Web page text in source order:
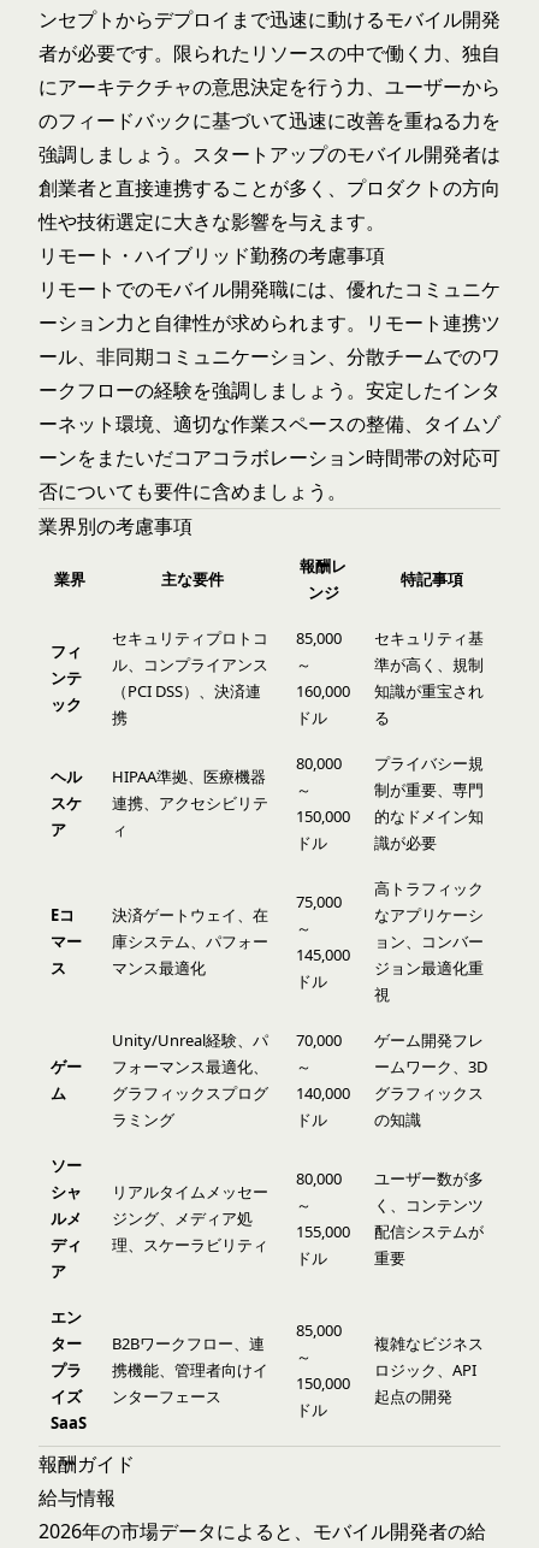
ンセプトからデプロイまで迅速に動けるモバイル開発
者が必要です。限られたリソースの中で働く力、独自
にアーキテクチャの意思決定を行う力、ユーザーから
のフィードバックに基づいて迅速に改善を重ねる力を
強調しましょう。スタートアップのモバイル開発者は
創業者と直接連携することが多く、プロダクトの方向
性や技術選定に大きな影響を与えます。
リモート・ハイブリッド勤務の考慮事項
リモートでのモバイル開発職には、優れたコミュニケ
ーション力と自律性が求められます。リモート連携ツ
ール、非同期コミュニケーション、分散チームでのワ
ークフローの経験を強調しましょう。安定したインタ
ーネット環境、適切な作業スペースの整備、タイムゾ
ーンをまたいだコアコラボレーション時間帯の対応可
否についても要件に含めましょう。
業界別の考慮事項
業界 主な要件
報酬レ
ンジ
特記事項
フィ
ンテ
ック
セキュリティプロトコ
ル、コンプライアンス
（PCI DSS）、決済連
携
85,000
～
160,000
ドル
セキュリティ基
準が高く、規制
知識が重宝され
る
ヘル
スケ
ア
HIPAA準拠、医療機器
連携、アクセシビリテ
ィ
80,000
～
150,000
ドル
プライバシー規
制が重要、専門
的なドメイン知
識が必要
Eコ
マー
ス
決済ゲートウェイ、在
庫システム、パフォー
マンス最適化
75,000
～
145,000
ドル
高トラフィック
なアプリケーシ
ョン、コンバー
ジョン最適化重
視
ゲー
ム
Unity/Unreal経験、パ
フォーマンス最適化、
グラフィックスプログ
ラミング
70,000
～
140,000
ドル
ゲーム開発フレ
ームワーク、3D
グラフィックス
の知識
ソー
シャ
ルメ
ディ
ア
リアルタイムメッセー
ジング、メディア処
理、スケーラビリティ
80,000
～
155,000
ドル
ユーザー数が多
く、コンテンツ
配信システムが
重要
エン
ター
プラ
イズ
SaaS
B2Bワークフロー、連
携機能、管理者向けイ
ンターフェース
85,000
～
150,000
ドル
複雑なビジネス
ロジック、API
起点の開発
報酬ガイド
給与情報
2026年の市場データによると、モバイル開発者の給